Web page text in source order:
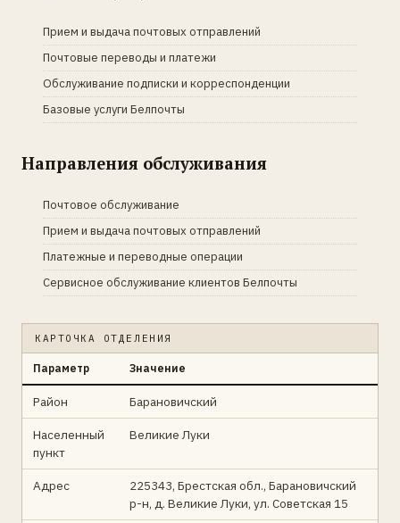
Прием и выдача почтовых отправлений
Почтовые переводы и платежи
Обслуживание подписки и корреспонденции
Базовые услуги Белпочты
Направления обслуживания
Почтовое обслуживание
Прием и выдача почтовых отправлений
Платежные и переводные операции
Сервисное обслуживание клиентов Белпочты
КАРТОЧКА ОТДЕЛЕНИЯ
Параметр Значение
Район Барановичский
Населенный
пункт
Великие Луки
Адрес
225343, Брестская обл., Барановичский
р-н, д. Великие Луки, ул. Советская 15